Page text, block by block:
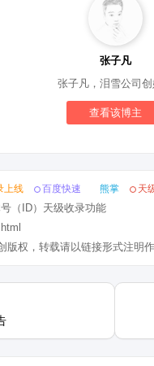
张子凡
张子凡，泪雪公司创
查看该博主
上线 百度快速 熊掌 天
（ID）天级收录功能
版权，转载请以链接形式注明
提交的举报内容处理状态
功”时，选择是否介入维权